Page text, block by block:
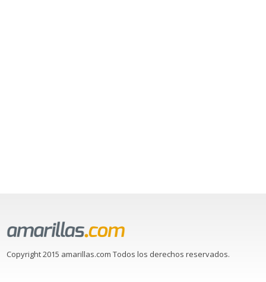
Copyright 2015 amarillas.com Todos los derechos reservados.